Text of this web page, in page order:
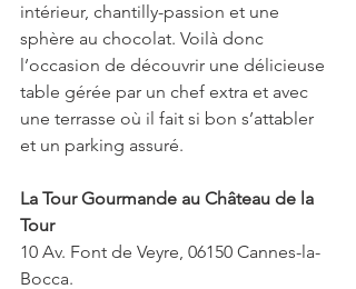
intérieur, chantilly-passion et une
sphère au chocolat. Voilà donc
l’occasion de découvrir une délicieuse
table gérée par un chef extra et avec
une terrasse où il fait si bon s’attabler
et un parking assuré.
La Tour Gourmande au Château de la
Tour
10 Av. Font de Veyre, 06150 Cannes-la-
Bocca.